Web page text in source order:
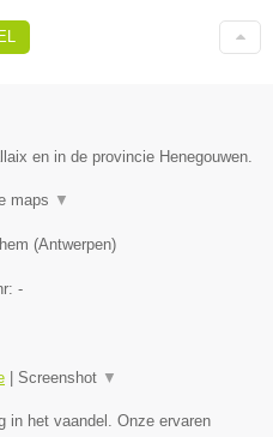
en in de provincie Henegouwen.
maps ▼
(Antwerpen)
-
Screenshot ▼
in het vaandel. Onze ervaren